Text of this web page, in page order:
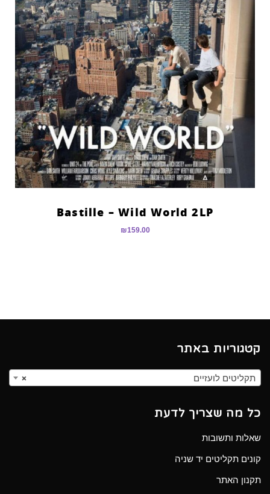
Bastille – Wild World 2LP
₪159.00
קטגוריות באתר
× תקליטים לועזיים
כל מה שצריך לדעת
שאלות ותשובות
קונים תקליטים יד שניה
תקנון האתר